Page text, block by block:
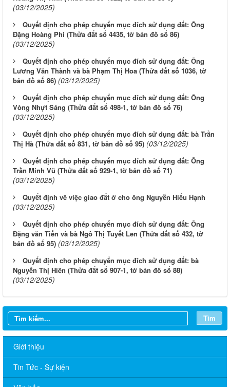
(03/12/2025)
Quyết định cho phép chuyển mục đích sử dụng đất: Ông
Đặng Hoàng Phi (Thửa đất số 4435, tờ bản đồ số 86)
(03/12/2025)
Quyết định cho phép chuyển mục đích sử dụng đất: Ông
Lương Văn Thành và bà Phạm Thị Hoa (Thửa đất số 1036, tờ
bản đồ số 86) (03/12/2025)
Quyết định cho phép chuyển mục đích sử dụng đất: Ông
Vòng Nhựt Sáng (Thửa đất số 498-1, tờ bản đồ số 76)
(03/12/2025)
Quyết định cho phép chuyển mục đích sử dụng đất: bà Trần
Thị Hà (Thửa đất số 831, tờ bản đồ số 95) (03/12/2025)
Quyết định cho phép chuyển mục đích sử dụng đất: Ông
Trần Minh Vũ (Thửa đất số 929-1, tờ bản đồ số 71)
(03/12/2025)
Quyết định về việc giao đất ở cho ông Nguyễn Hiếu Hạnh
(03/12/2025)
Quyết định cho phép chuyển mục đích sử dụng đất: Ông
Đặng văn Tiến và bà Ngô Thị Tuyết Len (Thửa đất số 432, tờ
bản đồ số 95) (03/12/2025)
Quyết định cho phép chuyển mục đích sử dụng đất: bà
Nguyễn Thị Hiền (Thửa đất số 907-1, tờ bản đồ số 88)
(03/12/2025)
Tìm
Giới thiệu
Tin Tức - Sự kiện